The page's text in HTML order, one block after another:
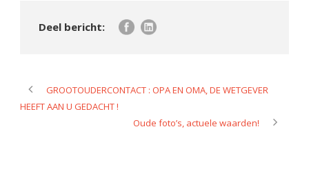
GROOTOUDERCONTACT : OPA EN OMA, DE WETGEVER
HEEFT AAN U GEDACHT !
Oude foto’s, actuele waarden!